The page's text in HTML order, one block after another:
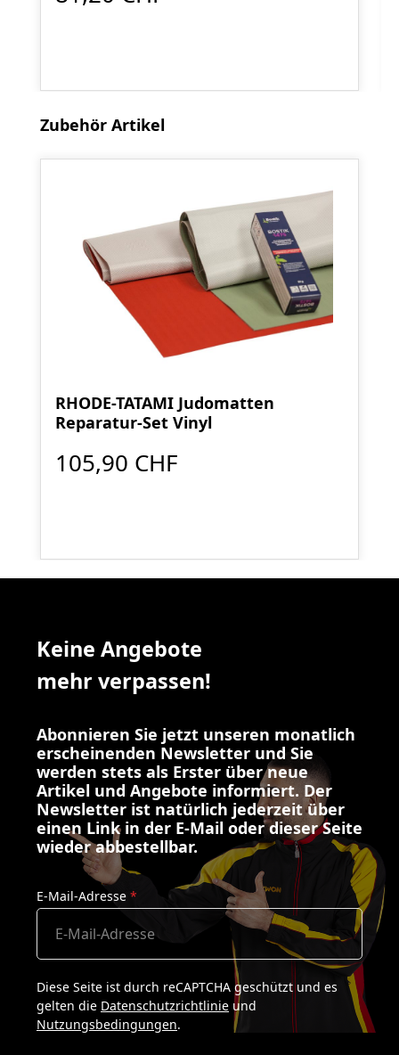
Produktgalerie überspringen
Zubehör Artikel
RHODE-TATAMI Judomatten
Reparatur-Set Vinyl
105,90 CHF
Keine Angebote
mehr verpassen!
Abonnieren Sie jetzt unseren monatlich
erscheinenden Newsletter und Sie
werden stets als Erster über neue
Artikel und Angebote informiert. Der
Newsletter ist natürlich jederzeit über
einen Link in der E-Mail oder dieser Seite
wieder abbestellbar.
E-Mail-Adresse *
Diese Seite ist durch reCAPTCHA geschützt und es
gelten die Datenschutzrichtlinie und
Nutzungsbedingungen.